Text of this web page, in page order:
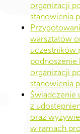
organizacji
stanowienia
warsztatów
uczestników
organizacji
stanowienia
Świadczenie
z
oraz
w ramach